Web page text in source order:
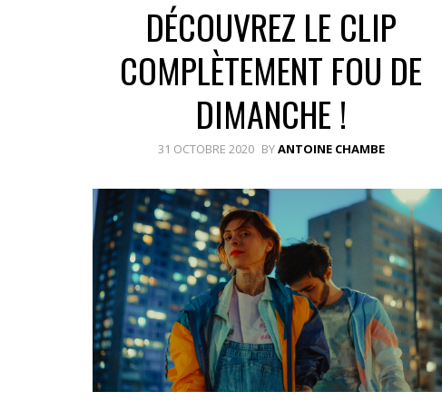
DÉCOUVREZ LE CLIP
COMPLÈTEMENT FOU DE
DIMANCHE !
31 OCTOBRE 2020 BYANTOINE CHAMBE